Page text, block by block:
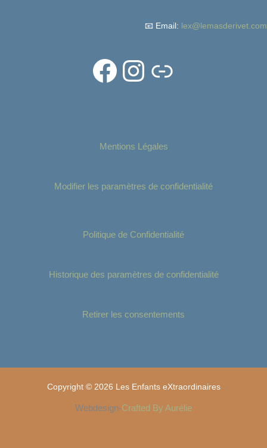
📧 Email: lex@lemasderivet.com
Mentions Légales
Modifier les paramètres de confidentialité
Politique de Confidentialité
Historique des paramètres de confidentialité
Retirer les consentements
Copyright © 2026 Les Enfants eXtraordinaires
Webdesign-Crafted By Aurélie